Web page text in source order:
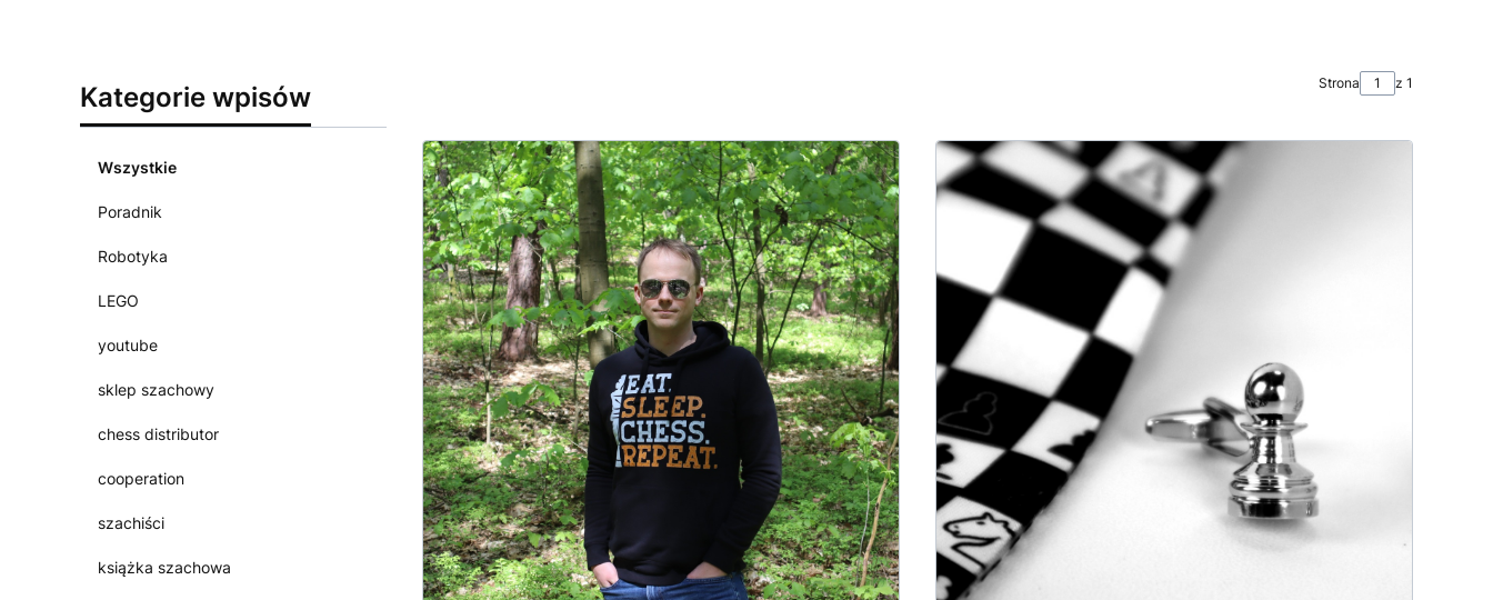
Kategorie wpisów
Wszystkie
Poradnik
Robotyka
LEGO
youtube
sklep szachowy
chess distributor
cooperation
szachiści
książka szachowa
Strona z 1